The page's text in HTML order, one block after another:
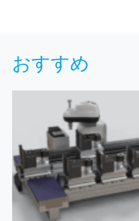
おすすめ